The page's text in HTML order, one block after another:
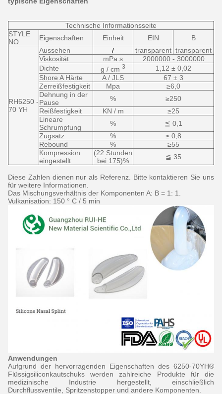
Technische Informationsseite
STYLE
NO.
Eigenschaften Einheit EIN B
RH6250 -
70 YH
Aussehen / transparent transparent
Viskosität
mPa.s
2000000 - 3000000
Dichte
g / cm 3
1,12 ± 0,02
Shore A Härte
A / JLS
67 ± 3
Zerreißfestigkeit
Mpa
≥6,0
Dehnung in der
Pause
%
≥250
Reißfestigkeit
KN / m
≥25
Lineare
Schrumpfung
%
≦ 0,1
Zugsatz
%
≥ 0,8
Rebound
%
≥55
Kompression
eingestellt
(22 Stunden
bei 175)%
≦ 35
Diese Zahlen dienen nur als Referenz. Bitte kontaktieren Sie uns
für weitere Informationen.
Das Mischungsverhältnis der Komponenten A: B = 1: 1.
Vulkanisation: 150 ° C / 5 min
Anwendungen
Aufgrund der hervorragenden Eigenschaften des 6250-70YH®
Flüssigsiliconkautschuks werden zahlreiche Produkte für die
medizinische Industrie hergestellt, einschließlich
Durchflussventile, Spritzenstopper und andere Komponenten.